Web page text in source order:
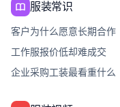
服装常识
客户为什么愿意长期合作
工作服报价低却难成交
企业采购工装最看重什么